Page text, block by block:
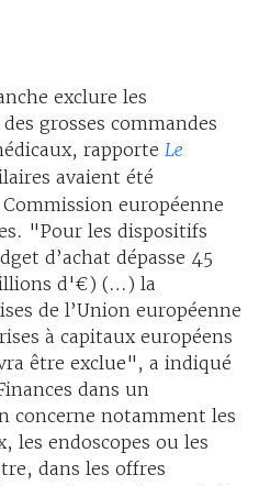
exclure les
grosses commandes
rapporte Le
avaient été
européenne
"Pour les dispositifs
d’achat dépasse 45
d'€) (…) la
de l’Union européenne
à capitaux européens
être exclue", a indiqué
dans un
concerne notamment les
les endoscopes ou les
dans les offres